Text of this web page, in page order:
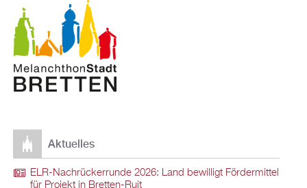
Ak­tu­el­les
ELR-Nach­rü­ck­er­run­de 2026: Land be­wil­ligt För­der­mit­tel
für Pro­jekt in Brett­en-Ruit